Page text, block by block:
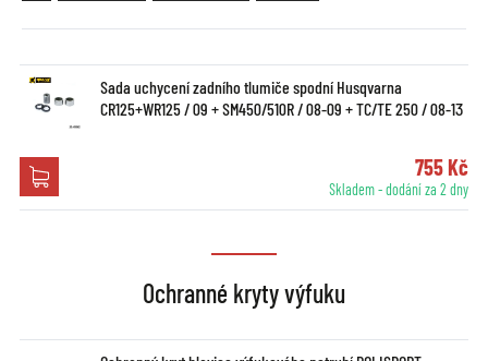
Sada uchycení zadního tlumiče spodní Husqvarna
CR125+WR125 / 09 + SM450/510R / 08-09 + TC/TE 250 / 08-13
755 Kč
Skladem - dodání za 2 dny
Ochranné kryty výfuku